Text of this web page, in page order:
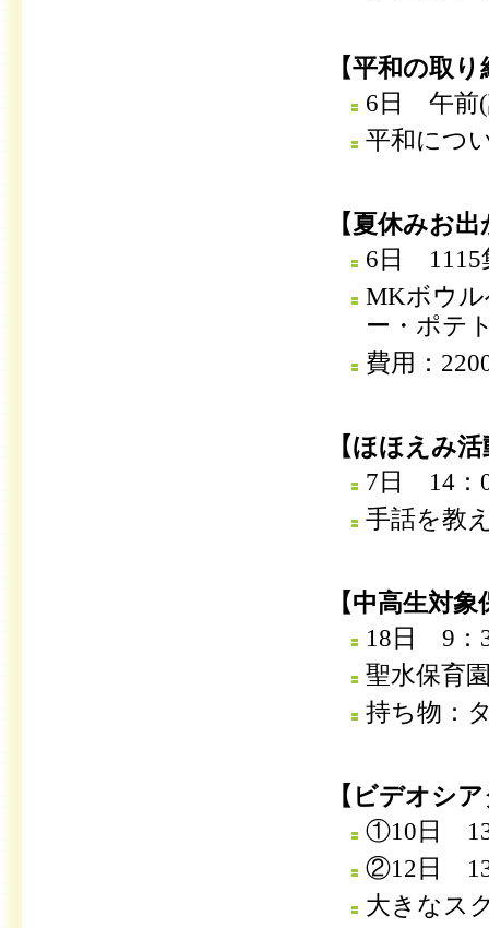
【平和の取
6日 午前(
平和につ
【夏休みお
6日 1115
MKボウ
ー・ポテ
費用：
【ほほえみ
7日 14：
手話を教
【中高生対
18日 9：
聖水保育
持ち物：
【ビデオシ
①10日 13
②12日 13
大きなス